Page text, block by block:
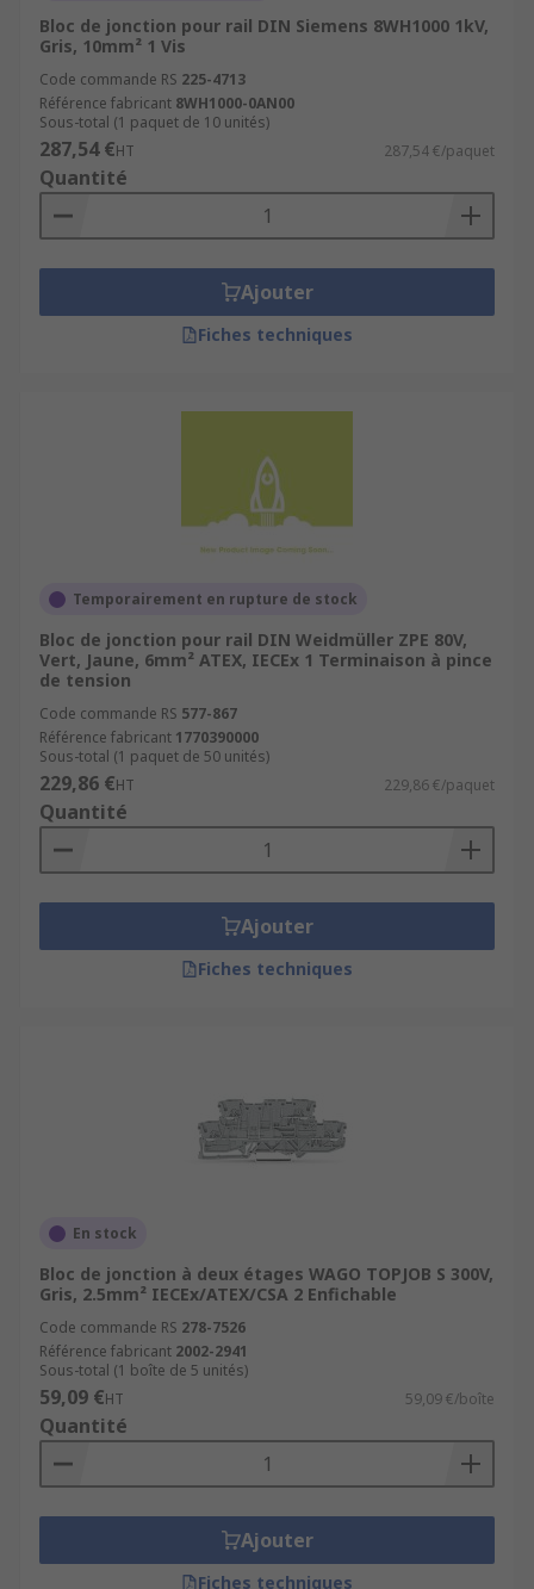
Bloc de jonction pour rail DIN Siemens 8WH1000 1kV,
Gris, 10mm² 1 Vis
Code commande RS 225-4713
Référence fabricant 8WH1000-0AN00
Sous-total (1 paquet de 10 unités)
287,54 €HT 287,54 €/paquet
Quantité
Ajouter
Fiches techniques
Temporairement en rupture de stock
Bloc de jonction pour rail DIN Weidmüller ZPE 80V,
Vert, Jaune, 6mm² ATEX, IECEx 1 Terminaison à pince
de tension
Code commande RS 577-867
Référence fabricant 1770390000
Sous-total (1 paquet de 50 unités)
229,86 €HT 229,86 €/paquet
Quantité
Ajouter
Fiches techniques
En stock
Bloc de jonction à deux étages WAGO TOPJOB S 300V,
Gris, 2.5mm² IECEx/ATEX/CSA 2 Enfichable
Code commande RS 278-7526
Référence fabricant 2002-2941
Sous-total (1 boîte de 5 unités)
59,09 €HT 59,09 €/boîte
Quantité
Ajouter
Fiches techniques